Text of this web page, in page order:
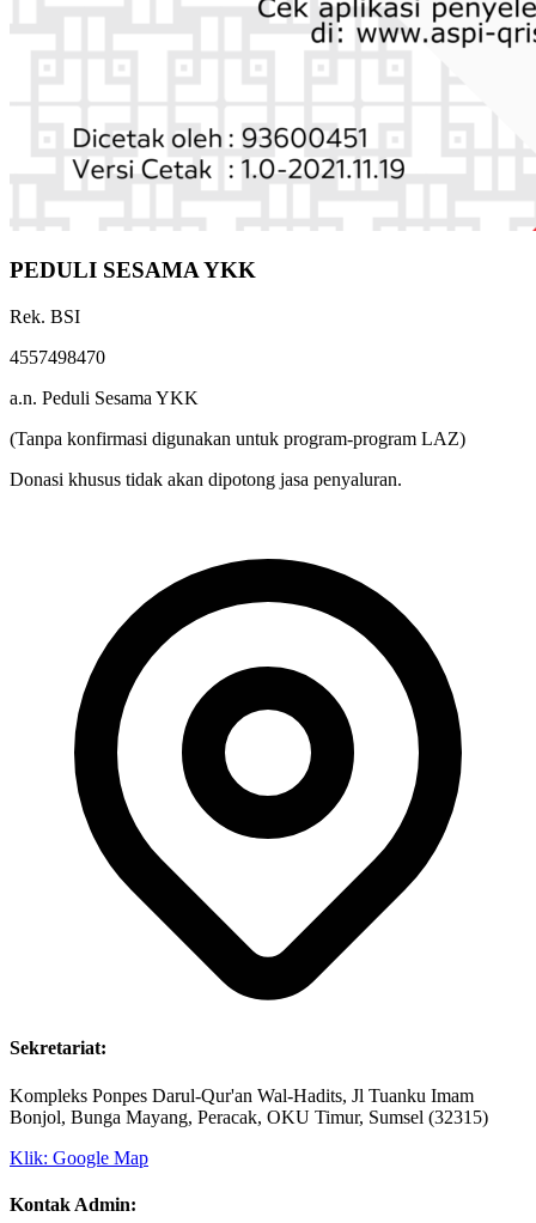
PEDULI SESAMA YKK
Rek. BSI
4557498470
a.n. Peduli Sesama YKK
(Tanpa konfirmasi digunakan untuk program-program LAZ)
Donasi khusus tidak akan dipotong jasa penyaluran.
Sekretariat:
Kompleks Ponpes Darul-Qur'an Wal-Hadits, Jl Tuanku Imam
Bonjol, Bunga Mayang, Peracak, OKU Timur, Sumsel (32315)
Klik: Google Map
Kontak Admin: